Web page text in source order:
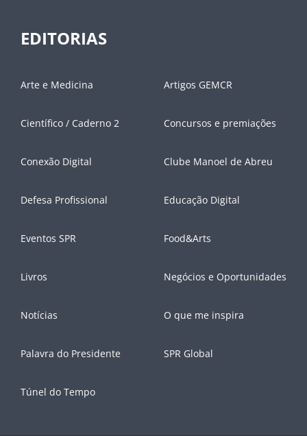
EDITORIAS
Arte e Medicina Artigos GEMCR
Científico / Caderno 2 Concursos e premiações
Conexão Digital Clube Manoel de Abreu
Defesa Profissional Educação Digital
Eventos SPR Food&Arts
Livros Negócios e Oportunidades
Notícias O que me inspira
Palavra do Presidente SPR Global
Túnel do Tempo